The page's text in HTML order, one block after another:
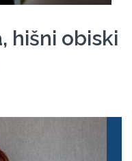
hišni obiski